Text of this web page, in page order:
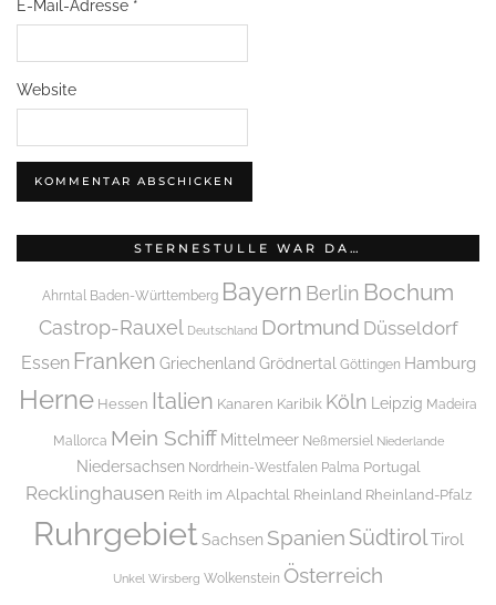
E-Mail-Adresse *
Website
STERNESTULLE WAR DA…
Ahrntal Baden-Württemberg Bayern Berlin Bochum
Castrop-Rauxel Deutschland Dortmund Düsseldorf
Essen Franken Griechenland Grödnertal Göttingen Hamburg
Herne Hessen Italien Kanaren Karibik Köln Leipzig Madeira
Mallorca Mein Schiff Mittelmeer Neßmersiel Niederlande
Niedersachsen Nordrhein-Westfalen Palma Portugal
Recklinghausen Reith im Alpachtal Rheinland Rheinland-Pfalz
Ruhrgebiet Sachsen Spanien SüdtirolTirol
Unkel Wirsberg Wolkenstein Österreich